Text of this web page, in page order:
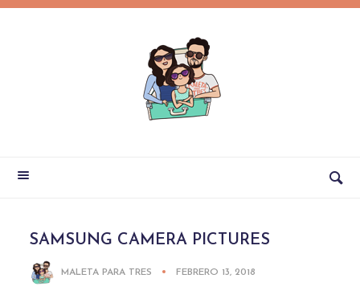
SAMSUNG CAMERA PICTURES
MALETA PARA TRES FEBRERO 13, 2018